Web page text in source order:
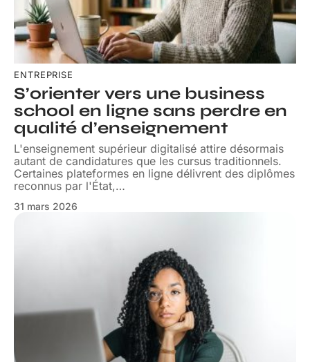
ENTREPRISE
S’orienter vers une business
school en ligne sans perdre en
qualité d’enseignement
L'enseignement supérieur digitalisé attire désormais
autant de candidatures que les cursus traditionnels.
Certaines plateformes en ligne délivrent des diplômes
reconnus par l'État,…
31 mars 2026